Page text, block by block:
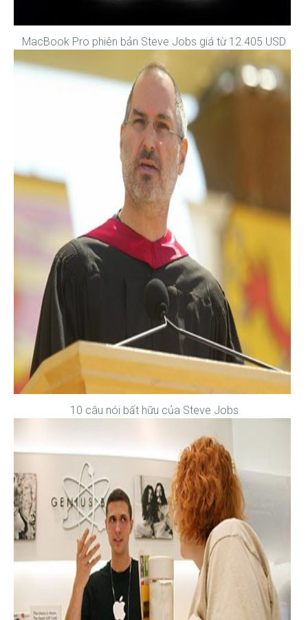
MacBook Pro phiên bản Steve Jobs giá từ 12.405 USD
10 câu nói bất hữu của Steve Jobs